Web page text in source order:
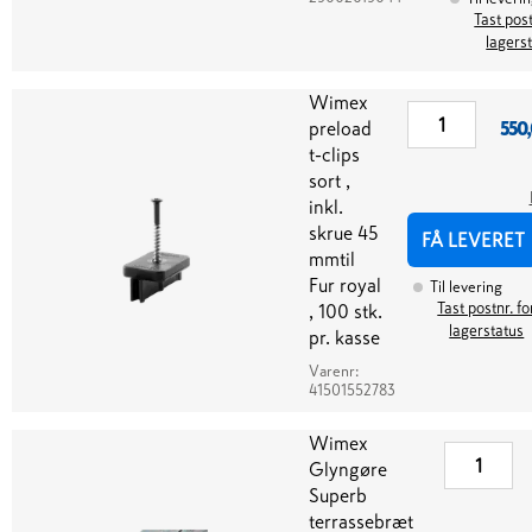
Tast
Wimex
preload
t-clips
sort ,
inkl.
skrue 45
mmtil
Fur royal
, 100 stk.
pr. kasse
Varenr:
41501552783
FÅ LEVERET
Til levering
Tast postnr.
lagerstatus
Wimex
Glyngøre
Superb
terrassebræt